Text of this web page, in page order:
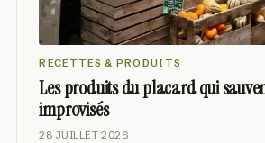
RECETTES & PRODUITS
Les produits du placard qui
improvisés
28 JUILLET 2026